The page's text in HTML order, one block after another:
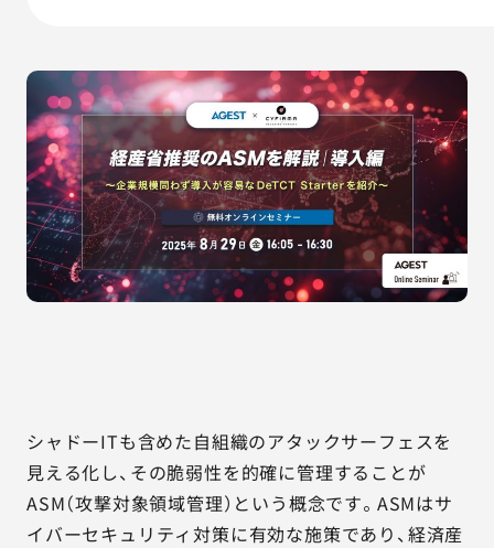
事例紹介
品質コラム
会社情報
（平日9:30〜18:00）
※その他のご連絡は03-5333-1246
シャドーITも含めた自組織のアタックサーフェスを
見える化し、その脆弱性を的確に管理することが
ASM（攻撃対象領域管理）という概念です。ASMはサ
イバーセキュリティ対策に有効な施策であり、経済産